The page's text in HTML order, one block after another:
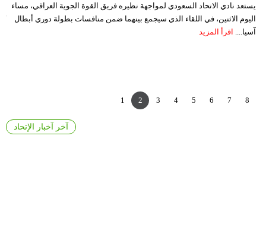
نادي
الإتحاد
يستعد نادي الاتحاد السعودي لمواجهة نظيره فريق القوة الجوية العراقي، مساء
اليوم الاثنين، في اللقاء الذي سيجمع بينهما ضمن منافسات بطولة دوري أبطال
آسيا.... اقرأ المزيد
1 2 3 4 5 6 7 8
آخر آخبار الإتحاد